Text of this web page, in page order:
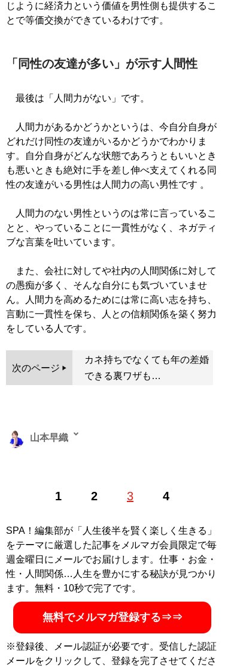
じように経済力という価値を男性側も提供するこ
とで等価交換ができているわけです。
「同性の友達が多い」が示す人間性
最後は「人間力がない」です。
人間力があるかどうかというは、今自分自身が
どれだけ同性の友達がいるかどうかでわかりま
す。自分自身がどんな状態であろうともいいとき
も悪いときも絶対に手を差し伸べ支えてくれる同
性の友達がいる男性は人間力の高い男性です 。
人間力のない男性というのは常に言っているこ
とと、やっていることに一貫性がなく、ネガティ
ブな言葉を吐いています。
また、会社に対してや社内の人間関係に対して
の愚痴が多く、そんな自分にも気づいていませ
ん。人間力を高めるためには常に高い志を持ち、
言動に一貫性を保ち、人との信頼関係を築く努力
をしている人です。
次のページ
カネ持ちでなくても年の差婚
できる裏ワザも…
1 2 3 4
山本早織
経て、現在は恋愛コンサルタントとして結婚したい男女
の秘訣マガジン 」をLINEで配信中。公式ホームページ
「 結婚につながる恋のコンサルタント 山本早織」（Xア
カウント:@yamamotosaori_ ）
記事一覧へ
SPA！編集部が「人生後半を賢く楽しく生きる」
をテーマに厳選した記事をメルマガ会員限定で毎
週金曜日にメールでお届けします。仕事・お金・
性・人間関係…人生を豊かにする秘訣が見つかり
ます。無料・10秒で完了です。
無料でメルマガ登録する⇒⇒
※登録後、メール認証が必要です。受信した認証
メールをクリックして、登録を完了させてくださ